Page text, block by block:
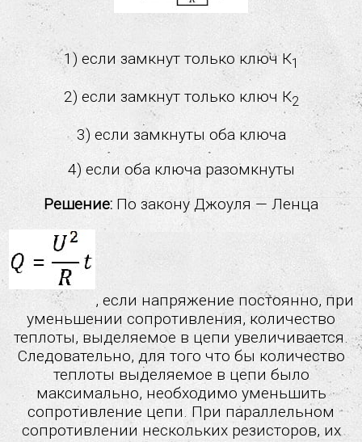
1) если замкнут только ключ К1
2) если замкнут только ключ К2
3) если замкнуты оба ключа
4) если оба ключа разомкнуты
Решение: По закону Джоуля — Ленца
, если напряжение постоянно, при
уменьшении сопротивления, количество
теплоты, выделяемое в цепи увеличивается.
Следовательно, для того что бы количество
теплоты выделяемое в цепи было
максимально, необходимо уменьшить
сопротивление цепи. При параллельном
сопротивлении нескольких резисторов, их